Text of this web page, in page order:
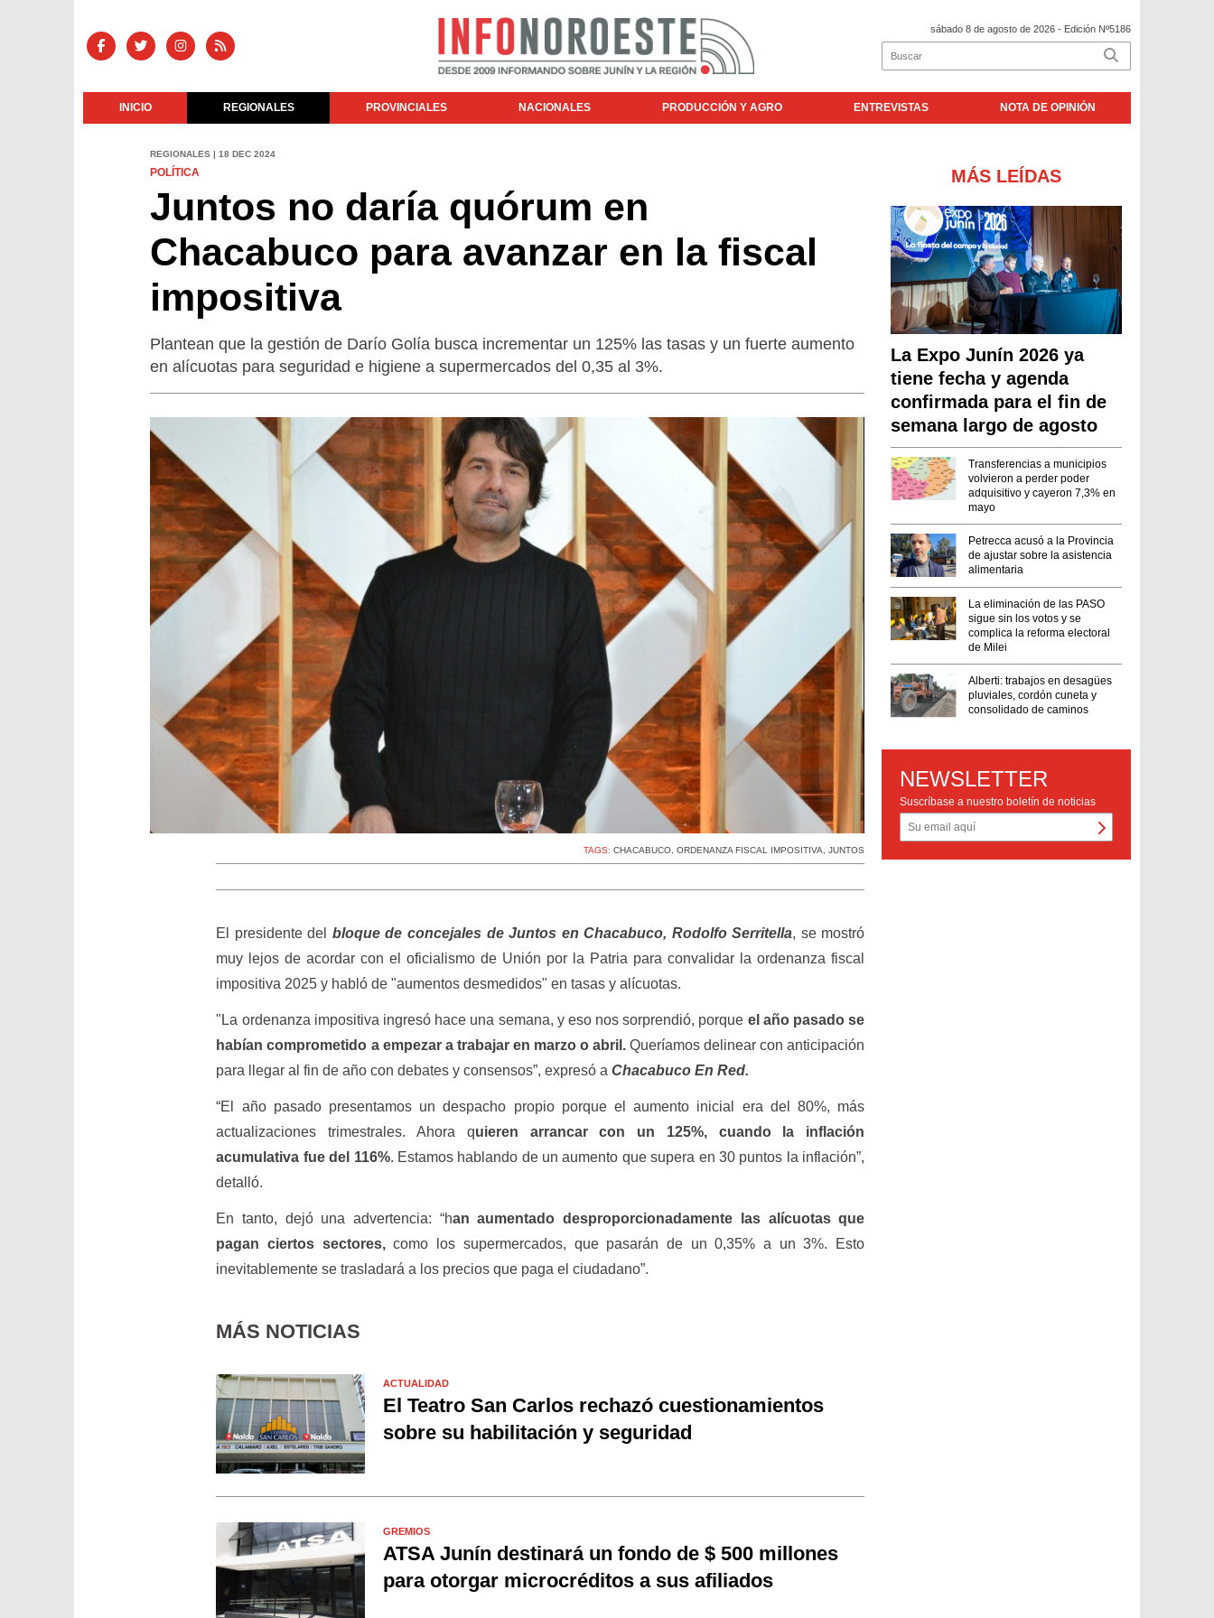
sábado 8 de agosto de 2026 - Edición Nº5186
INICIO REGIONALES PROVINCIALES NACIONALES PRODUCCIÓN Y AGRO ENTREVISTAS NOTA DE OPINIÓN
REGIONALES | 18 DEC 2024
POLÍTICA
Juntos no daría quórum en
Chacabuco para avanzar en la fiscal
impositiva
Plantean que la gestión de Darío Golía busca incrementar un 125% las tasas y un fuerte aumento
en alícuotas para seguridad e higiene a supermercados del 0,35 al 3%.
TAGS:CHACABUCO ,ORDENANZA FISCAL IMPOSITIVA ,JUNTOS
El presidente del bloque de concejales de Juntos en Chacabuco, Rodolfo Serritella, se mostró
muy lejos de acordar con el oficialismo de Unión por la Patria para convalidar la ordenanza fiscal
impositiva 2025 y habló de "aumentos desmedidos" en tasas y alícuotas.
"La ordenanza impositiva ingresó hace una semana, y eso nos sorprendió, porque el año pasado se
habían comprometido a empezar a trabajar en marzo o abril.Queríamos delinear con anticipación
para llegar al fin de año con debates y consensos”, expresó aChacabuco En Red.
“El año pasado presentamos un despacho propio porque el aumento inicial era del 80%, más
actualizaciones trimestrales. Ahora quieren arrancar con un 125%, cuando la inflación
acumulativa fue del 116%. Estamos hablando de un aumento que supera en 30 puntos la inflación”,
detalló.
En tanto, dejó una advertencia: “han aumentado desproporcionadamente las alícuotas que
pagan ciertos sectores,como los supermercados, que pasarán de un 0,35% a un 3%. Esto
inevitablemente se trasladará a los precios que paga el ciudadano”.
MÁS NOTICIAS
ACTUALIDAD
El Teatro San Carlos rechazó cuestionamientos
sobre su habilitación y seguridad
GREMIOS
ATSA Junín destinará un fondo de $ 500 millones
para otorgar microcréditos a sus afiliados
MÁS LEÍDAS
La Expo Junín 2026 ya
tiene fecha y agenda
confirmada para el fin de
semana largo de agosto
Transferencias a municipios
volvieron a perder poder
adquisitivo y cayeron 7,3% en
mayo
Petrecca acusó a la Provincia
de ajustar sobre la asistencia
alimentaria
La eliminación de las PASO
sigue sin los votos y se
complica la reforma electoral
de Milei
Alberti: trabajos en desagües
pluviales, cordón cuneta y
consolidado de caminos
NEWSLETTER
Suscríbase a nuestro boletín de noticias